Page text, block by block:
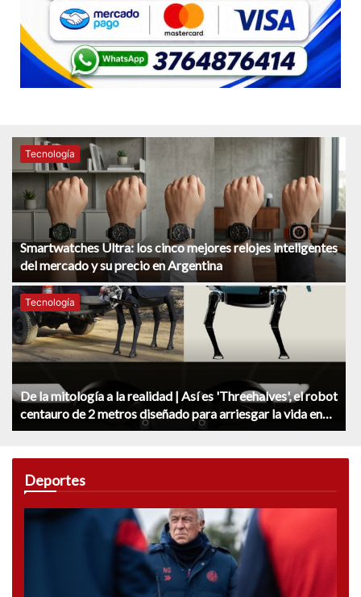
Tecnología
Smartwatches Ultra: los cinco mejores relojes inteligentes
del mercado y su precio en Argentina
Tecnología
De la mitología a la realidad | Así es 'Threehalves', el robot
centauro de 2 metros diseñado para arriesgar la vida en
lugar de los humanos
Deportes